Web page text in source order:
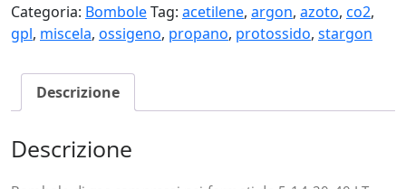
Categoria: BomboleTag: acetilene, argon, azoto, co2,
gpl, miscela, ossigeno, propano, protossido, stargon
Descrizione
Descrizione